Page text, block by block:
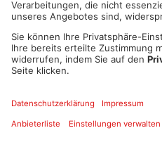
Mehr zum Thema
Kollege Max Zahl berichtet: